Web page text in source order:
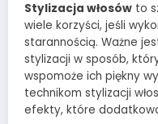
Stylizacja włosów to
wiele korzyści, jeśli
starannością. Ważne
stylizacji w sposób,
wspomoże ich piękny
technikom stylizacji
efekty, które